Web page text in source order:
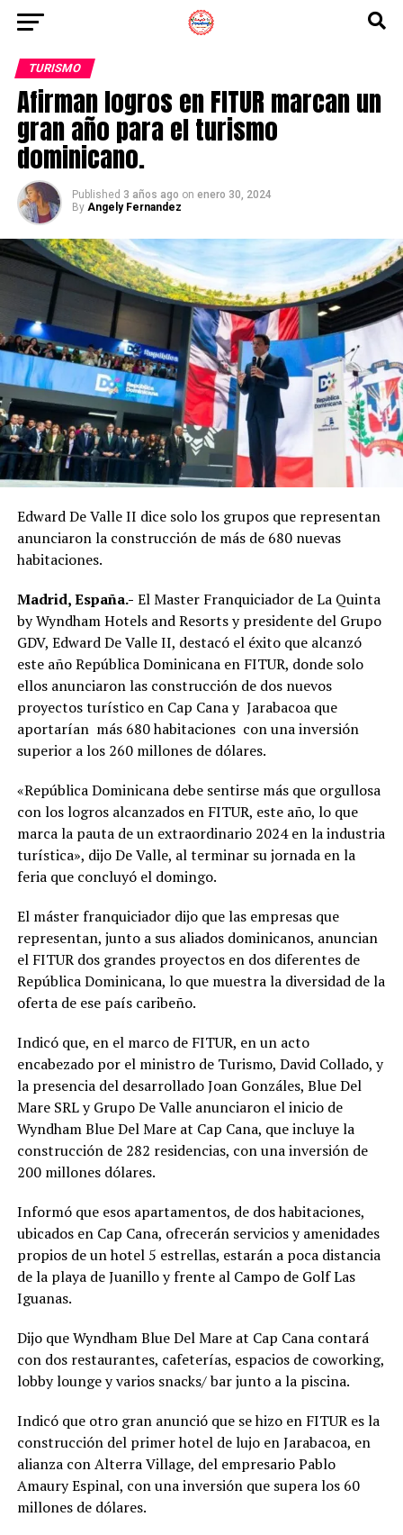
TURISMO
Afirman logros en FITUR marcan un
gran año para el turismo
dominicano.
Published 3 años ago on enero 30, 2024
By Angely Fernandez
Edward De Valle II dice solo los grupos que representan
anunciaron la construcción de más de 680 nuevas
habitaciones.
Madrid, España.- El Master Franquiciador de La Quinta
by Wyndham Hotels and Resorts y presidente del Grupo
GDV, Edward De Valle II, destacó el éxito que alcanzó
este año República Dominicana en FITUR, donde solo
ellos anunciaron las construcción de dos nuevos
proyectos turístico en Cap Cana y Jarabacoa que
aportarían más 680 habitaciones con una inversión
superior a los 260 millones de dólares.
«República Dominicana debe sentirse más que orgullosa
con los logros alcanzados en FITUR, este año, lo que
marca la pauta de un extraordinario 2024 en la industria
turística», dijo De Valle, al terminar su jornada en la
feria que concluyó el domingo.
El máster franquiciador dijo que las empresas que
representan, junto a sus aliados dominicanos, anuncian
el FITUR dos grandes proyectos en dos diferentes de
República Dominicana, lo que muestra la diversidad de la
oferta de ese país caribeño.
Indicó que, en el marco de FITUR, en un acto
encabezado por el ministro de Turismo, David Collado, y
la presencia del desarrollado Joan Gonzáles, Blue Del
Mare SRL y Grupo De Valle anunciaron el inicio de
Wyndham Blue Del Mare at Cap Cana, que incluye la
construcción de 282 residencias, con una inversión de
200 millones dólares.
Informó que esos apartamentos, de dos habitaciones,
ubicados en Cap Cana, ofrecerán servicios y amenidades
propios de un hotel 5 estrellas, estarán a poca distancia
de la playa de Juanillo y frente al Campo de Golf Las
Iguanas.
Dijo que Wyndham Blue Del Mare at Cap Cana contará
con dos restaurantes, cafeterías, espacios de coworking,
lobby lounge y varios snacks/ bar junto a la piscina.
Indicó que otro gran anunció que se hizo en FITUR es la
construcción del primer hotel de lujo en Jarabacoa, en
alianza con Alterra Village, del empresario Pablo
Amaury Espinal, con una inversión que supera los 60
millones de dólares.